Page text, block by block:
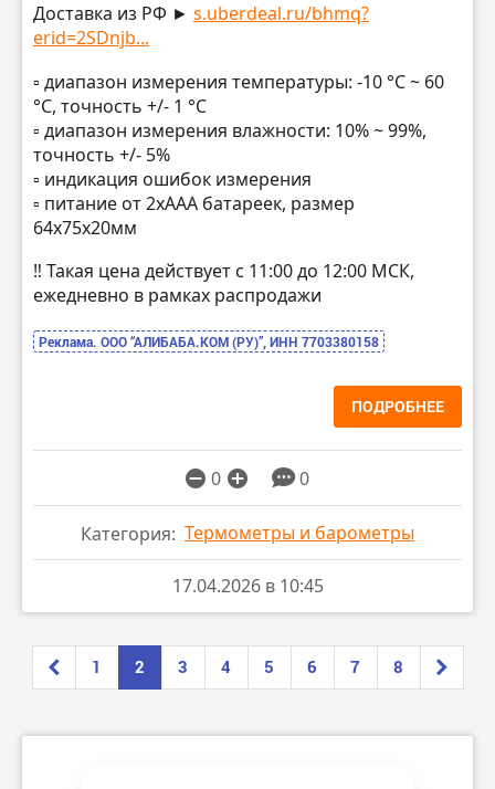
Доставка из РФ ► s.uberdeal.ru/bhmq?
erid=2SDnjb...
▫️ диапазон измерения температуры: -10 °C ~ 60
°C, точность +/- 1 °C
▫️ диапазон измерения влажности: 10% ~ 99%,
точность +/- 5%
▫️ индикация ошибок измерения
▫️ питание от 2хААА батареек, размер
64х75х20мм
‼️ Такая цена действует с 11:00 до 12:00 МСК,
ежедневно в рамках распродажи
Реклама. ООО “АЛИБАБА.КОМ (РУ)”, ИНН 7703380158
ПОДРОБНЕЕ
0 0
Категория: Термометры и барометры
17.04.2026 в 10:45
1 2 3 4 5 6 7 8